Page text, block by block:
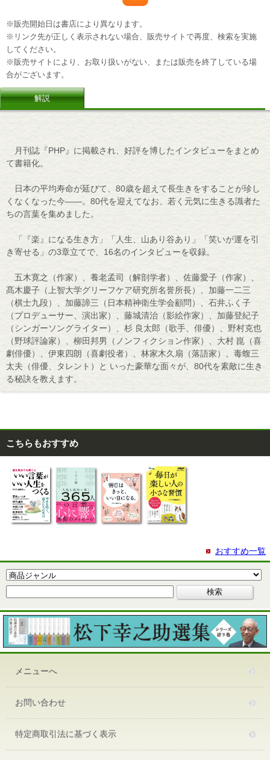
※販売開始日は書店により異なります。
※リンク先が正しく表示されない場合、販売サイトで再度、検索を実施
してください。
※販売サイトにより、お取り扱いがない、または販売を終了している場
合がございます。
解説
月刊誌『PHP』に掲載され、好評を博したインタビューをまとめ
て書籍化。
日本の平均寿命が延びて、80歳を超えて長生きをすることが珍し
くなくなった今――。80代を迎えてなお、若く元気に生きる識者た
ちの言葉を集めました。
「『楽』になる生き方」「人生、山あり谷あり」「笑いが運を引
き寄せる」の3章立てで、16名のインタビューを収録。
五木寛之（作家）、養老孟司（解剖学者）、佐藤愛子（作家）、
髙木慶子（上智大学グリーフケア研究所名誉所長）、加藤一二三
（棋士九段）、加藤諦三（日本精神衛生学会顧問）、石井ふく子
（プロデューサー、演出家）、藤城清治（影絵作家）、加藤登紀子
（シンガーソングライター）、杉 良太郎（歌手、俳優）、野村克也
（野球評論家）、柳田邦男（ノンフィクション作家）、大村 崑（喜
劇俳優）、伊東四朗（喜劇役者）、林家木久扇（落語家）、毒蝮三
太夫（俳優、タレント）と いった豪華な面々が、80代を素敵に生き
る秘訣を教えます。
こちらもおすすめ
おすすめ一覧
メニューへ
お問い合わせ
特定商取引法に基づく表示